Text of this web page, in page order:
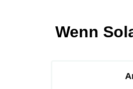
Wenn